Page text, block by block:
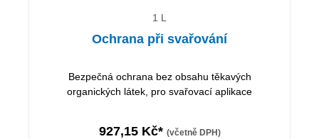
1 L
Ochrana při svařování
Bezpečná ochrana bez obsahu těkavých
organických látek, pro svařovací aplikace
927,15 Kč* (včetně DPH)